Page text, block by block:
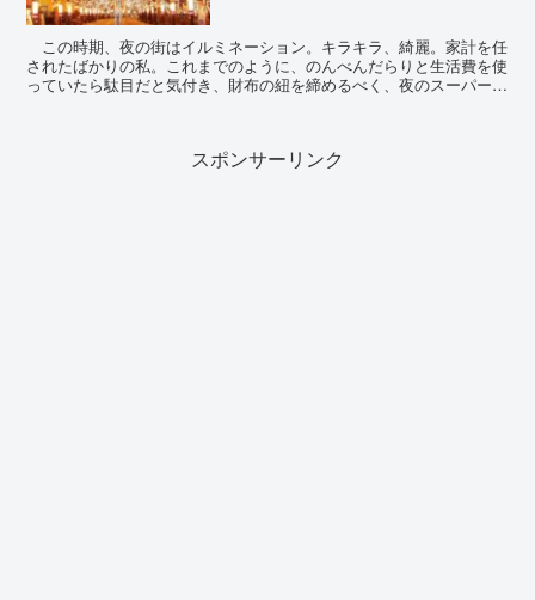
この時期、夜の街はイルミネーション。キラキラ、綺麗。家計を任
されたばかりの私。これまでのように、のんべんだらりと生活費を使
っていたら駄目だと気付き、財布の紐を締めるべく、夜のスーパーへ
スポンサーリンク